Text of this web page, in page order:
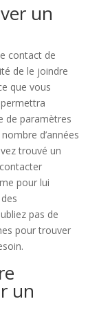
un
contact de
de le joindre
que vous
de paramètres
d’années
trouvé un
pour lui
pas de
pour trouver
un